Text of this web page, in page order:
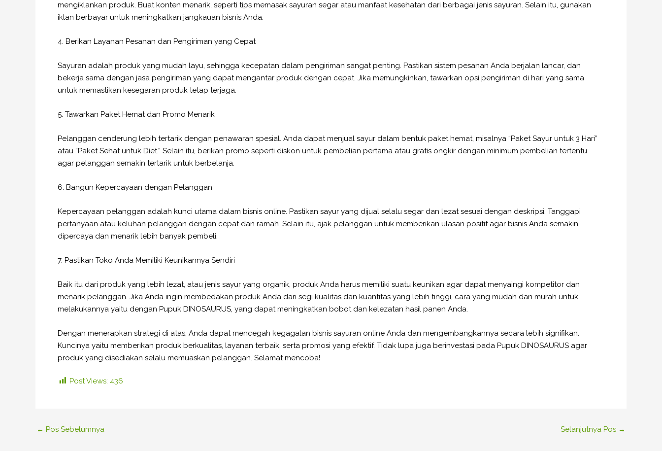
mengiklankan produk. Buat konten menarik, seperti tips memasak sayuran segar atau manfaat kesehatan dari berbagai jenis sayuran. Selain itu, gunakan
iklan berbayar untuk meningkatkan jangkauan bisnis Anda.
4. Berikan Layanan Pesanan dan Pengiriman yang Cepat
Sayuran adalah produk yang mudah layu, sehingga kecepatan dalam pengiriman sangat penting. Pastikan sistem pesanan Anda berjalan lancar, dan
bekerja sama dengan jasa pengiriman yang dapat mengantar produk dengan cepat. Jika memungkinkan, tawarkan opsi pengiriman di hari yang sama
untuk memastikan kesegaran produk tetap terjaga.
5. Tawarkan Paket Hemat dan Promo Menarik
Pelanggan cenderung lebih tertarik dengan penawaran spesial. Anda dapat menjual sayur dalam bentuk paket hemat, misalnya “Paket Sayur untuk 3 Hari”
atau “Paket Sehat untuk Diet.” Selain itu, berikan promo seperti diskon untuk pembelian pertama atau gratis ongkir dengan minimum pembelian tertentu
agar pelanggan semakin tertarik untuk berbelanja.
6. Bangun Kepercayaan dengan Pelanggan
Kepercayaan pelanggan adalah kunci utama dalam bisnis online. Pastikan sayur yang dijual selalu segar dan lezat sesuai dengan deskripsi. Tanggapi
pertanyaan atau keluhan pelanggan dengan cepat dan ramah. Selain itu, ajak pelanggan untuk memberikan ulasan positif agar bisnis Anda semakin
dipercaya dan menarik lebih banyak pembeli.
7. Pastikan Toko Anda Memiliki Keunikannya Sendiri
Baik itu dari produk yang lebih lezat, atau jenis sayur yang organik, produk Anda harus memiliki suatu keunikan agar dapat menyaingi kompetitor dan
menarik pelanggan. Jika Anda ingin membedakan produk Anda dari segi kualitas dan kuantitas yang lebih tinggi, cara yang mudah dan murah untuk
melakukannya yaitu dengan Pupuk DINOSAURUS, yang dapat meningkatkan bobot dan kelezatan hasil panen Anda.
Dengan menerapkan strategi di atas, Anda dapat mencegah kegagalan bisnis sayuran online Anda dan mengembangkannya secara lebih signifikan.
Kuncinya yaitu memberikan produk berkualitas, layanan terbaik, serta promosi yang efektif. Tidak lupa juga berinvestasi pada Pupuk DINOSAURUS agar
produk yang disediakan selalu memuaskan pelanggan. Selamat mencoba!
Post Views: 436
← Pos Sebelumnya Selanjutnya Pos →